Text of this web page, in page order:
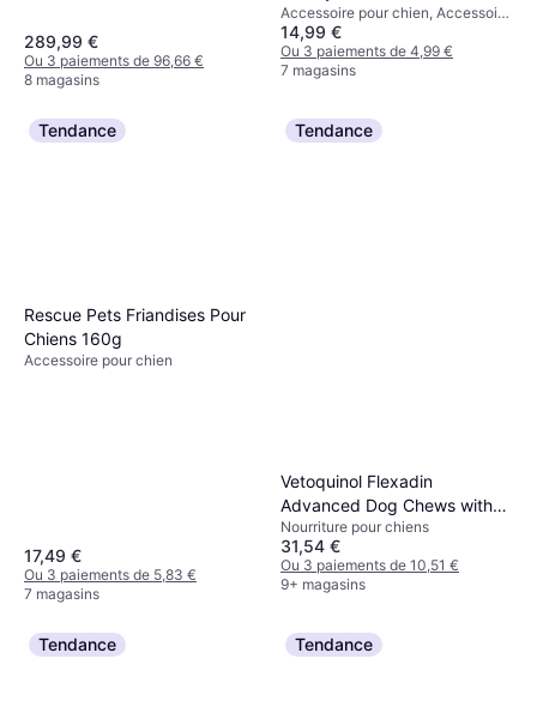
289,99 €
Ou 3 paiements de 96,66 €
8 magasins
56x39x38 5cm
Accessoire pour chien, Accessoire
pour chat
14,99 €
Ou 3 paiements de 4,99 €
7 magasins
Tendance
Rescue Pets Friandises Pour
Chiens 160g
Accessoire pour chien
17,49 €
Ou 3 paiements de 5,83 €
7 magasins
Tendance
Vetoquinol Flexadin
Advanced Dog Chews with
UCII 30 Tablets
Nourriture pour chiens
31,54 €
Ou 3 paiements de 10,51 €
9+ magasins
Tendance Tendance